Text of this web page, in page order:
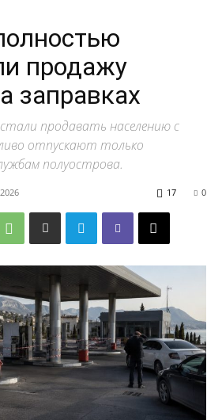
продажу
заправках
продавать населению с
отпускают только
полуострова.
0
17